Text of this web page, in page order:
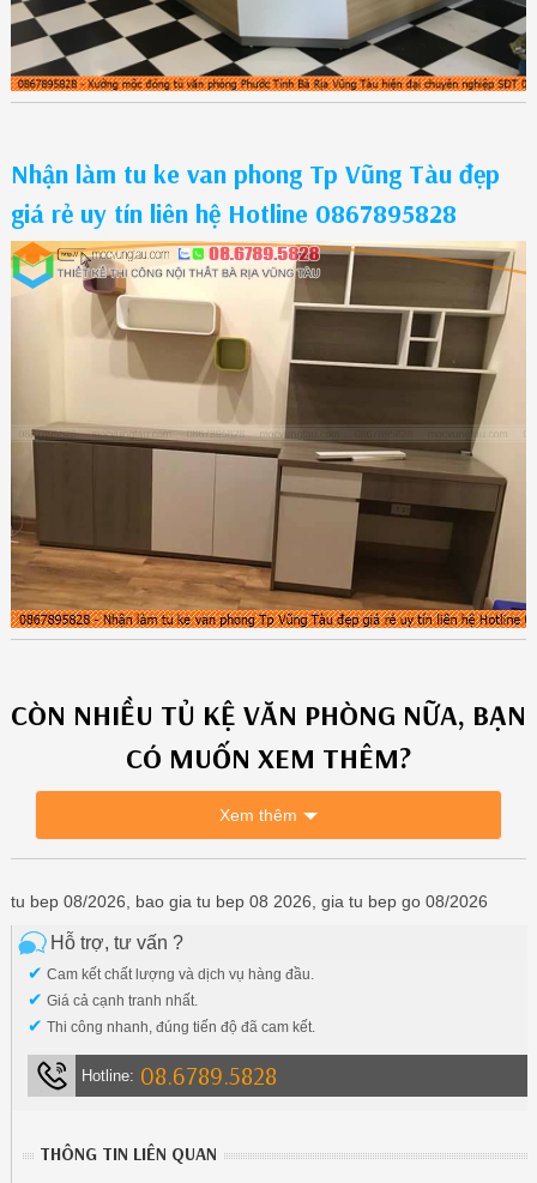
Nhận làm tu ke van phong Tp Vũng Tàu đẹp
giá rẻ uy tín liên hệ Hotline 0867895828
CÒN NHIỀU TỦ KỆ VĂN PHÒNG NỮA, BẠN
CÓ MUỐN XEM THÊM?
Xem thêm
tu bep 08/2026, bao gia tu bep 08 2026, gia tu bep go 08/2026
Hỗ trợ, tư vấn ?
✔ Cam kết chất lượng và dịch vụ hàng đầu.
✔ Giá cả cạnh tranh nhất.
✔ Thi công nhanh, đúng tiến độ đã cam kết.
Hotline: 08.6789.5828
THÔNG TIN LIÊN QUAN